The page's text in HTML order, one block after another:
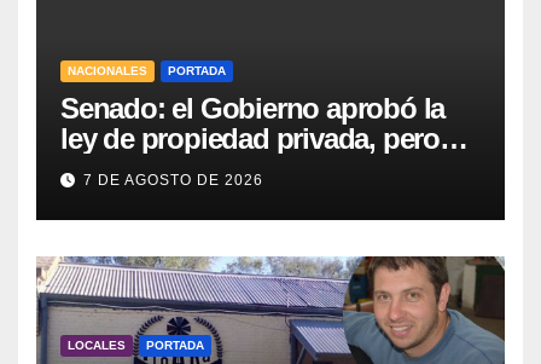
NACIONALES PORTADA
Senado: el Gobierno aprobó la
ley de propiedad privada, pero
tuvo que quitar otro capítulo
7 DE AGOSTO DE 2026
LOCALES PORTADA